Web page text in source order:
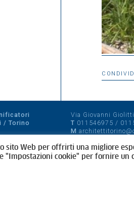
/ Torino
Via Giovanni
T 011546975 /
M
sito Web per offrirti una migliore
"Impostazioni cookie" per fornire un